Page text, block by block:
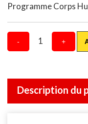
Programme Corps
- 1 +
Description du